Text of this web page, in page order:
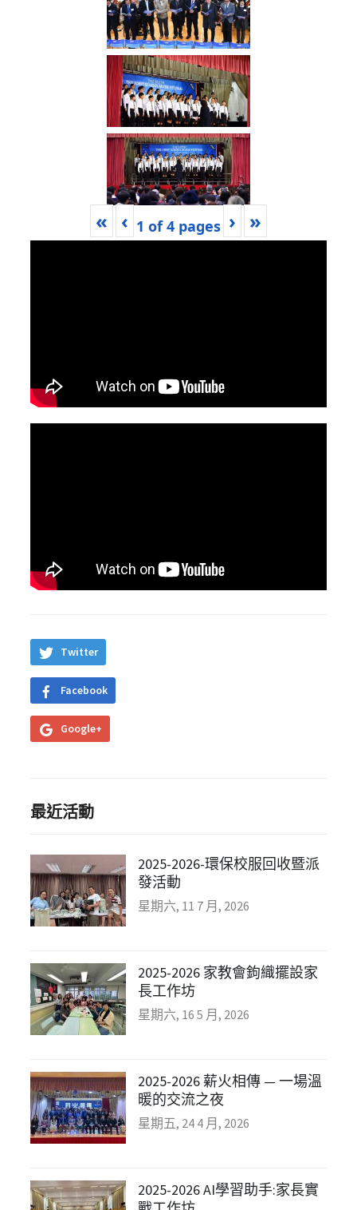
« ‹ 1 of4 › »
Twitter
Facebook
Google+
最近活動
2025-2026-環保校服回收暨派
發活動
星期六, 11 7 月, 2026
2025-2026 家教會鉤織擺設家
長工作坊
星期六, 16 5 月, 2026
2025-2026 薪火相傳 — 一場溫
暖的交流之夜
星期五, 24 4 月, 2026
2025-2026 AI學習助手:家長實